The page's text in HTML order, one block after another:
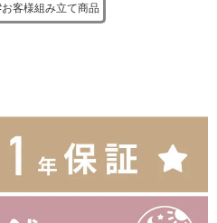
お客様組み立て商品